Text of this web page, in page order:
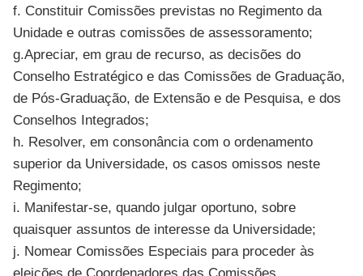
f. Constituir Comissões previstas no Regimento da
Unidade e outras comissões de assessoramento;
g.Apreciar, em grau de recurso, as decisões do
Conselho Estratégico e das Comissões de Graduação,
de Pós-Graduação, de Extensão e de Pesquisa, e dos
Conselhos Integrados;
h. Resolver, em consonância com o ordenamento
superior da Universidade, os casos omissos neste
Regimento;
i. Manifestar-se, quando julgar oportuno, sobre
quaisquer assuntos de interesse da Universidade;
j. Nomear Comissões Especiais para proceder às
eleições de Coordenadores das Comissões